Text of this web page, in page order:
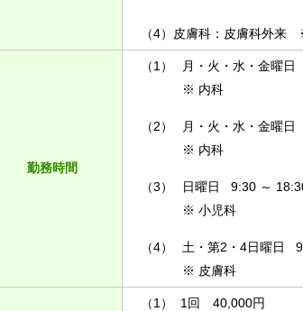
（4）皮膚科：皮膚科外来
勤務時間
（1）
月・火・水・金曜
※ 内科
（2）
月・火・水・金曜
※ 内科
（3）
日曜日 9:30 ～
※ 小児科
（4）
土・第2・4日曜日
※ 皮膚科
（1） 1回 40,000円